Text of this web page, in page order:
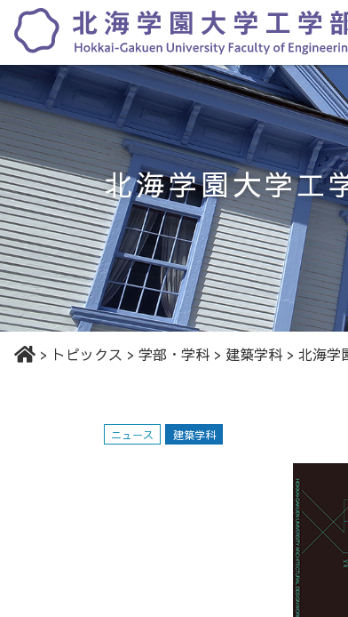
北海学園大学工
> トピックス > 学部・学科 > 建築学科 > 北海学
ニュース 建築学科